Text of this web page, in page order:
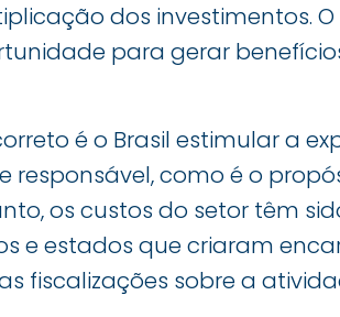
dos investimentos.
para gerar
é o Brasil estimular a
responsável, como é o
os custos do setor têm
e estados que criaram
fiscalizações sobre a